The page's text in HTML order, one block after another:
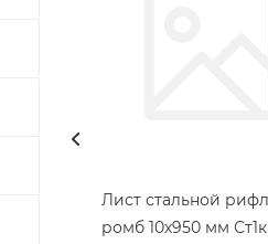
Лист стальной
ромб 10х950 мм